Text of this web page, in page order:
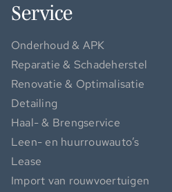
Service
Onderhoud & APK
Reparatie & Schadeherstel
Renovatie & Optimalisatie
Detailing
Haal- & Brengservice
Leen- en huurrouwauto’s
Lease
Import van rouwvoertuigen